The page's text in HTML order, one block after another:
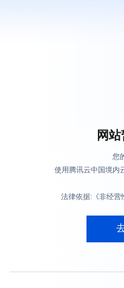
网
您
使用腾讯云中国境内
法律依据:《非经营